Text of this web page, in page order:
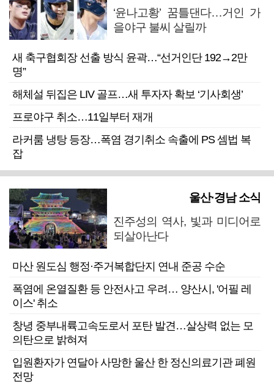
‘윤나고황’ 꿈틀댄다…거인 가
을야구 불씨 살릴까
새 축구협회장 선출 방식 윤곽…“선거인단 192→2만
명”
해체설 뒤집은 LIV 골프…새 투자자 확보 ‘기사회생’
프로야구 취소…11일부터 재개
라커룸 냉탕 등장…폭염 경기취소 속출에 PS 셈법 복
잡
울산·경남 소식
진주성의 역사, 빛과 미디어로
되살아난다
마산 원도심 행정·주거복합단지 연내 준공 수순
폭염에 온열질환 등 안전사고 우려… 양산시, '어필 레
이스' 취소
창녕 중부내륙고속도로서 포탄 발견…살상력 없는 모
의탄으로 밝혀져
입원환자가 연달아 사망한 울산 한 정신의료기관 폐원
전망